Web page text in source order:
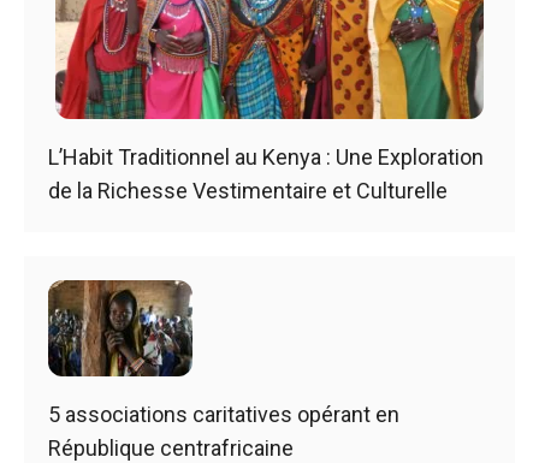
L’Habit Traditionnel au Kenya : Une Exploration
de la Richesse Vestimentaire et Culturelle
5 associations caritatives opérant en
République centrafricaine